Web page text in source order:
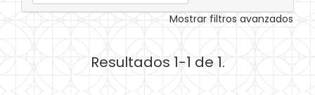
Mostrar filtros avanzados
Resultados 1-1 de 1.